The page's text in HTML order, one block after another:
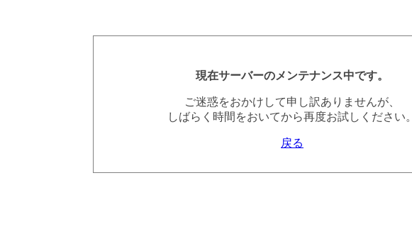
現在サーバーのメンテナンス中です。
ご迷惑をおかけして申し訳ありませんが、
しばらく時間をおいてから再度お試しください。
戻る